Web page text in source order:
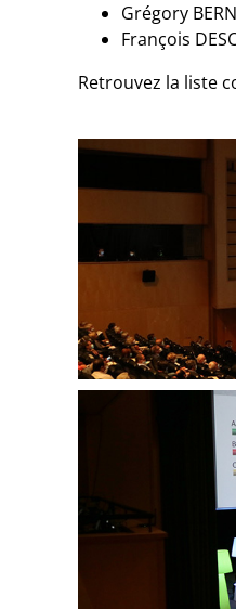
Grégory
François
Retrouvez la liste